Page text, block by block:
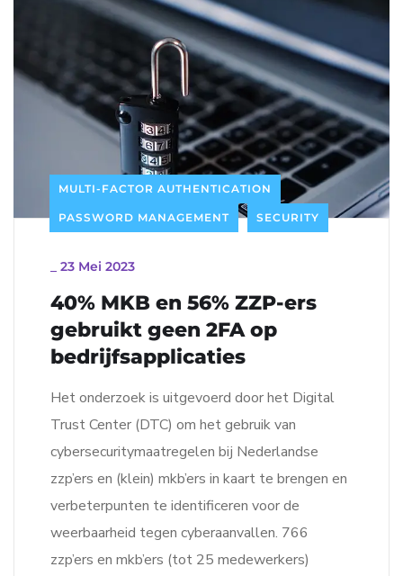
MULTI-FACTOR AUTHENTICATION
PASSWORD MANAGEMENT SECURITY
23 Mei 2023
40% MKB en 56% ZZP-ers
gebruikt geen 2FA op
bedrijfsapplicaties
Het onderzoek is uitgevoerd door het Digital
Trust Center (DTC) om het gebruik van
cybersecuritymaatregelen bij Nederlandse
zzp’ers en (klein) mkb’ers in kaart te brengen en
verbeterpunten te identificeren voor de
weerbaarheid tegen cyberaanvallen. 766
zzp’ers en mkb’ers (tot 25 medewerkers)